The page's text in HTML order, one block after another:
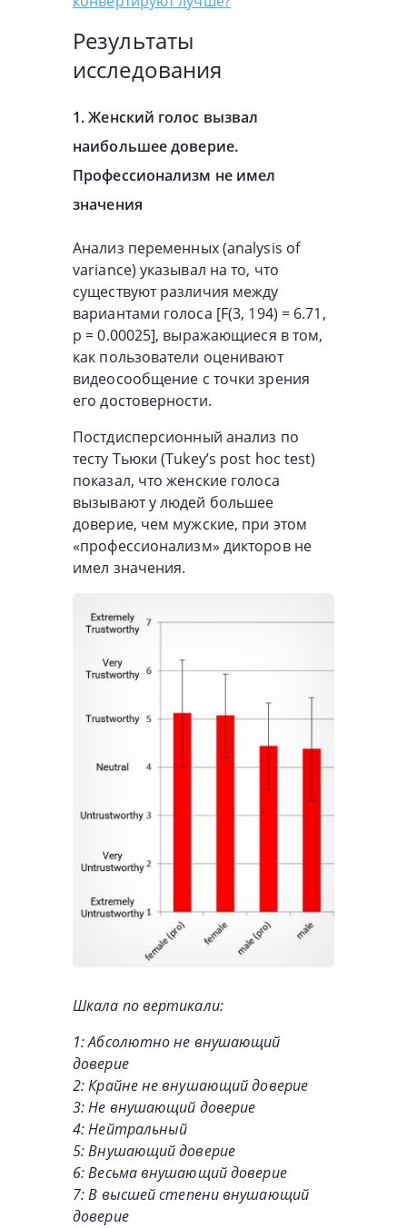
Результаты
исследования
1. Женский голос вызвал
наибольшее доверие.
Профессионализм не имел
значения
Анализ переменных (analysis of
variance) указывал на то, что
существуют различия между
вариантами голоса [F(3, 194) = 6.71,
p = 0.00025], выражающиеся в том,
как пользователи оценивают
видеосообщение с точки зрения
его достоверности.
Постдисперсионный анализ по
тесту Тьюки (Tukey’s post hoc test)
показал, что женские голоса
вызывают у людей большее
доверие, чем мужские, при этом
«профессионализм» дикторов не
имел значения.
Шкала по вертикали:
1: Абсолютно не внушающий
доверие
2: Крайне не внушающий доверие
3: Не внушающий доверие
4: Нейтральный
5: Внушающий доверие
6: Весьма внушающий доверие
7: В высшей степени внушающий
доверие